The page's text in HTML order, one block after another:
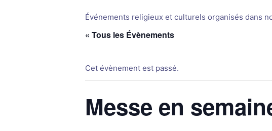
Événements religieux et culturels organisés dans
« Tous les Évènements
Cet évènement est passé.
Messe en